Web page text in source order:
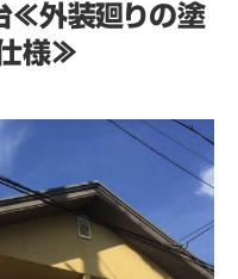
≪外装廻りの塗
様≫